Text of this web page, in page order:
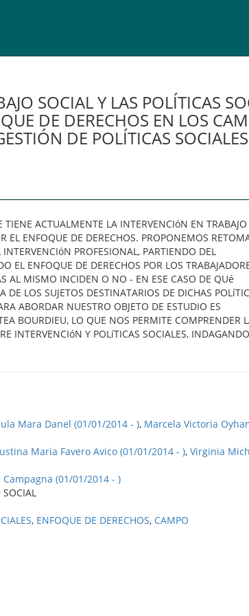
SOCIAL Y LAS POLÍTICAS
DE DERECHOS EN LOS
DE POLÍTICAS
ACTUALMENTE LA INTERVENCIóN EN TRABAJO
EL ENFOQUE DE DERECHOS. PROPONEMOS
PROFESIONAL, PARTIENDO DEL
EL ENFOQUE DE DERECHOS POR LOS
AL MISMO INCIDEN O NO - EN ESE CASO DE QUé
LOS SUJETOS DESTINATARIOS DE DICHAS
ABORDAR NUESTRO OBJETO DE ESTUDIO ES
BOURDIEU, LO QUE NOS PERMITE COMPRENDER
INTERVENCIóN Y POLíTICAS SOCIALES, INDAGANDO
Mara Danel (01/01/2014 - ), Marcela Victoria
Maria Favero Avico (01/01/2014 - ), Virginia
(01/01/2014 - )
, ENFOQUE DE DERECHOS, CAMPO